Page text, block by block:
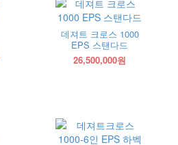
데져트 크로스 1000
EPS 스탠다드
26,500,000원